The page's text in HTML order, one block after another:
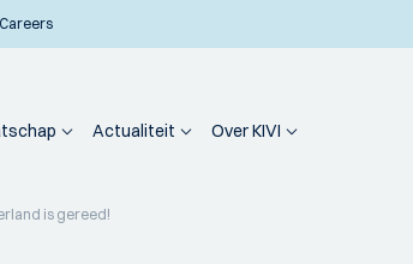
Actualiteit Over KIVI
is gereed!